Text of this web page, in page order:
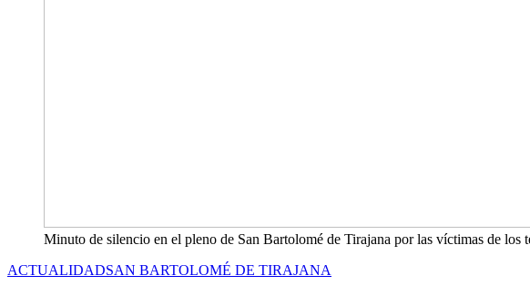
Minuto de silencio en el pleno de San Bartolomé de Tirajana por las víctimas de los
ACTUALIDADSAN BARTOLOMÉ DE TIRAJANA